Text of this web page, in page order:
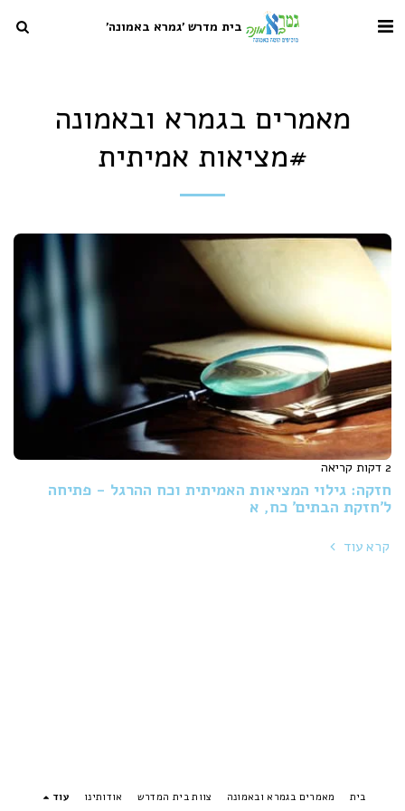
בית מדרש 'גמרא באמונה'
מאמרים בגמרא ובאמונה
#מציאות אמיתית
2 דקות קריאה
חזקה: גילוי המציאות האמיתית וכח ההרגל - פתיחה
ל'חזקת הבתים' כח, א
קרא עוד
בית מאמרים בגמרא ובאמונה צוות בית המדרש אודותינו עוד